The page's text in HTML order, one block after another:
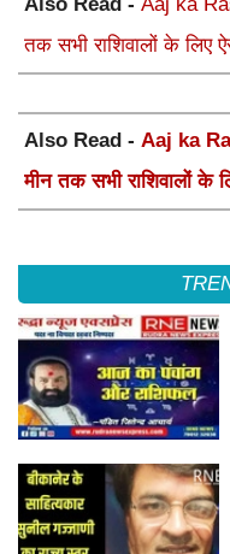
तक सभी राशिवालों के लिए
Also Read - Aaj ka
मीन तक सभी राशिवालों के